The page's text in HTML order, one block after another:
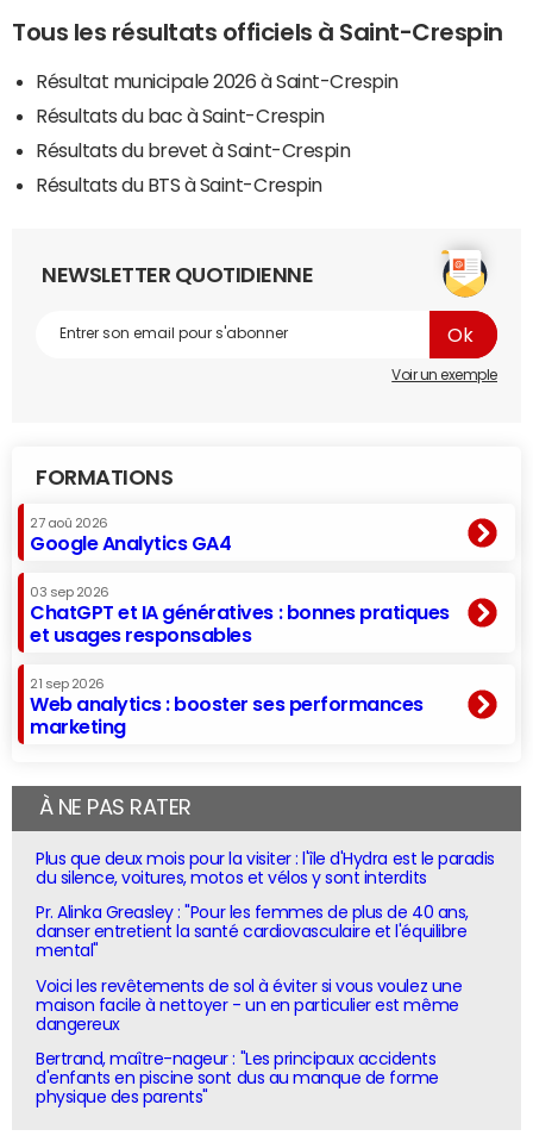
Tous les résultats officiels à Saint-Crespin
Résultat municipale 2026 à Saint-Crespin
Résultats du bac à Saint-Crespin
Résultats du brevet à Saint-Crespin
Résultats du BTS à Saint-Crespin
NEWSLETTER QUOTIDIENNE
Voir un exemple
FORMATIONS
27 aoû 2026
Google Analytics GA4
03 sep 2026
ChatGPT et IA génératives : bonnes pratiques
et usages responsables
21 sep 2026
Web analytics : booster ses performances
marketing
À NE PAS RATER
Plus que deux mois pour la visiter : l'île d'Hydra est le paradis
du silence, voitures, motos et vélos y sont interdits
Pr. Alinka Greasley : "Pour les femmes de plus de 40 ans,
danser entretient la santé cardiovasculaire et l'équilibre
mental"
Voici les revêtements de sol à éviter si vous voulez une
maison facile à nettoyer - un en particulier est même
dangereux
Bertrand, maître-nageur : "Les principaux accidents
d'enfants en piscine sont dus au manque de forme
physique des parents"